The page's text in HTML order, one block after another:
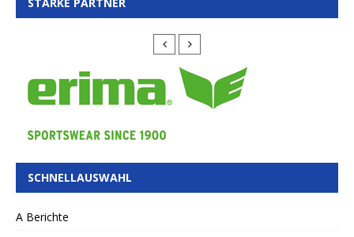
SCHNELLAUSWAHL
A Berichte